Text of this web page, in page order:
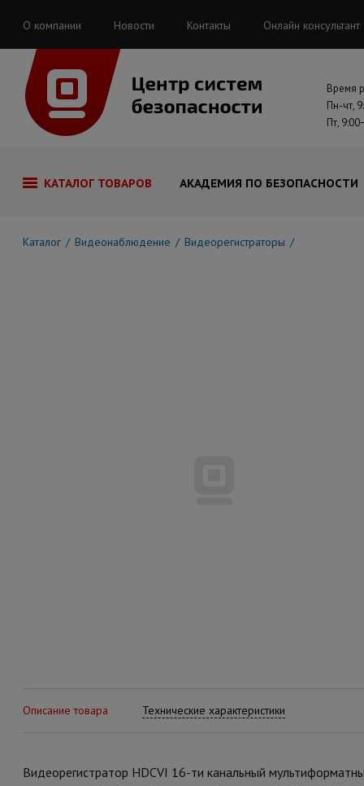
О компании Новости Контакты Онлайн консультант
Время
Пн-чт,
Пт,
КАТАЛОГ ТОВАРОВ АКАДЕМИЯ ПО БЕЗОПАСНОСТИ
Каталог Видеонаблюдение Видеорегистраторы
Описание товара Технические характеристики
Видеорегистратор HDCVI 16-ти канальный